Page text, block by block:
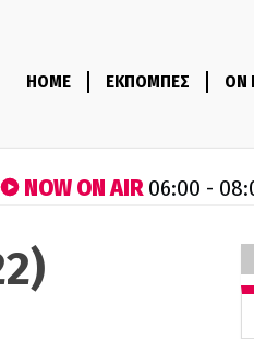
HOME ΕΚΠΟΜΠΕΣ ON
NOW ON AIR06:00 -